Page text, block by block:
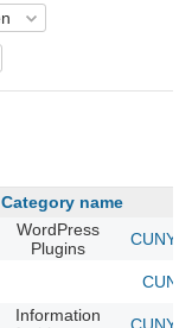
Category name
WordPress
Plugins
CUNY
Information